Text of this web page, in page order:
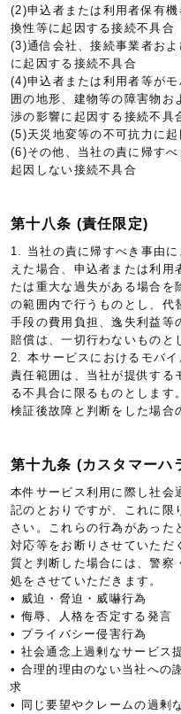
(2)申込者または利用者保有
換性等に起因する接続不具合
(3)通信会社、接続事業者お
に起因する接続不具合
(4)申込者または利用者等が
囲の地形、建物等の障害物お
渉の影響に起因する接続不具
(5)天災地変等の不可抗力に
(6)その他、当社の責に帰す
起因しない接続不具合
第十八条 (責任限定)
1. 当社の責に帰すべき事由
えた場合、申込者または利用
たは重大な過失がある場合を
の範囲内で行うものとし、代
手段の費用負担、逸失利益等
賠償は、一切行わないものと
2. 本サービスにおけるモバ
責任範囲は、当社が提供する
る不具合に限るものとします
検証後故障と判断をした場合
第十九条 (カスタマーハ
本件サービス利用に際し社会
記のとおりですが、これに限
さい。これらの行為があった
対応等をお断りさせていただ
質と判断した場合には、警察
処をさせていただきます。
• 威迫・脅迫・威嚇行為
• 侮辱、人格を否定する発言
• プライバシー侵害行為
• 社会通念上過剰なサービス
• 合理的理由のない当社への
求
• 同じ要望やクレームの過剰